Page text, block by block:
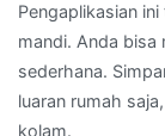
Pengaplikasian
mandi. Anda
sederhana.
luaran rumah
kolam.